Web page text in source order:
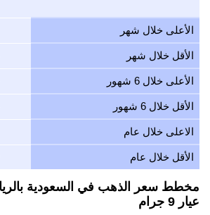
الأعلى خلال شهر
الأقل خلال شهر
الأعلى خلال 6 شهور
الأقل خلال 6 شهور
الاعلى خلال عام
الأقل خلال عام
مخطط سعر الذهب في السعودية
عيار 9 جرام